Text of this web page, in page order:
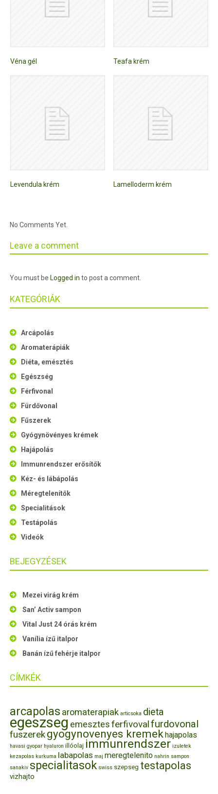
Véna gél Teafa krém
Levendula krém Lamelloderm krém
No Comments Yet.
Leave a comment
You must be Logged in to post a comment.
KATEGÓRIÁK
Arcápolás
Aromaterápiák
Diéta, emésztés
Egészség
Férfivonal
Fürdővonal
Fűszerek
Gyógynövényes krémek
Hajápolás
Immunrendszer erősítők
Kéz- és lábápolás
Méregtelenítők
Specialitások
Testápolás
Videók
BEJEGYZÉSEK
Mezei virág krém
San’ Activ sampon
Vital Just 24 órás krém
Vanília ízű italpor
Banán ízű fehérje italpor
CÍMKÉK
arcapolas aromaterapiak articsoka dieta
egeszseg emesztesferfivovalfurdovonal
fuszerekgyogynovenyes kremek hajapolas
havasi gyopar hyaluron illóolaj immunrendszer izuletek
kezapolas kurkuma labapolas maj meregtelenito nahrin sampon
sanakiv specialitasok swiss szepseg testapolas
vizhajto